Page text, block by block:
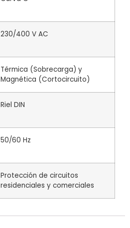
230/400 V AC
Térmica (Sobrecarga) y
Magnética (Cortocircuito)
Riel DIN
50/60 Hz
Protección de circuitos
residenciales y comerciales